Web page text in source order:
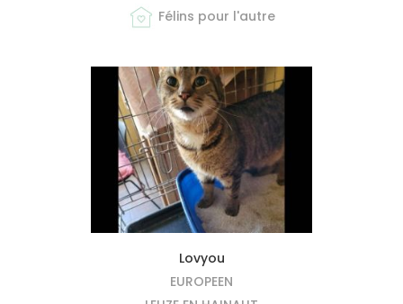
Félins pour l'autre
MIEUX ME CONNAÎTRE
Lovyou
EUROPEEN